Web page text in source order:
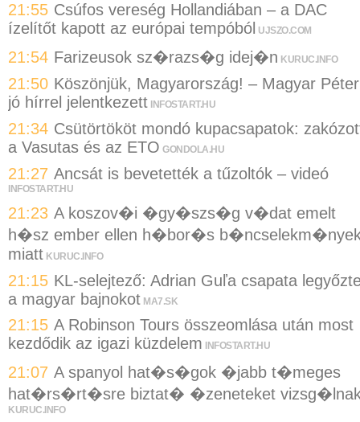
21:55 Csúfos vereség Hollandiában – a DAC
ízelítőt kapott az európai tempóból UJSZO.COM
21:54 Farizeusok sz�razs�g idej�n KURUC.INFO
21:50 Köszönjük, Magyarország! – Magyar Péter
jó hírrel jelentkezett INFOSTART.HU
21:34 Csütörtököt mondó kupacsapatok:
a Vasutas és az ETO GONDOLA.HU
21:27 Ancsát is bevetették a tűzoltók – videó
INFOSTART.HU
21:23 A koszov�i �gy�szs�g v�dat emelt
h�sz ember ellen h�bor�s
miatt KURUC.INFO
21:15 KL-selejtező: Adrian Guľa csapata
a magyar bajnokot MA7.SK
21:15 A Robinson Tours összeomlása után most
kezdődik az igazi küzdelem
INFOSTART.HU
21:07 A spanyol hat�s�gok �jabb t�meges
hat�rs�rt�sre biztat� �zeneteket
KURUC.INFO